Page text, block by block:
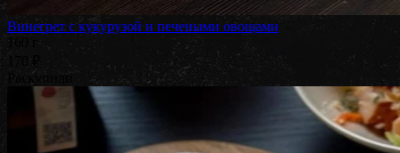
Винегрет с кукурузой и печеными овощами
160 г
Раскупили